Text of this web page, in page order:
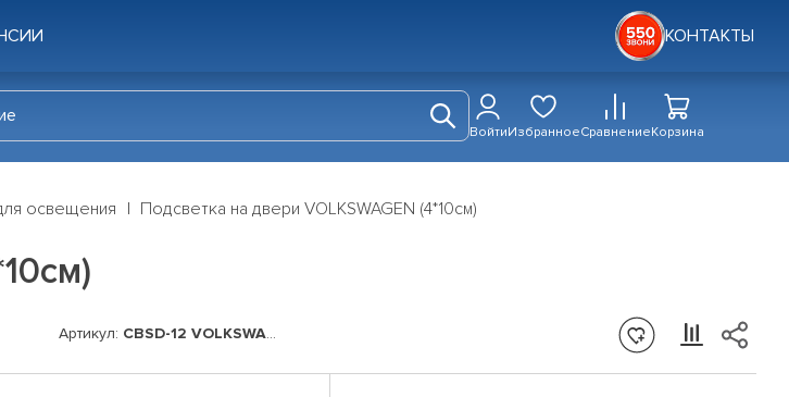
КОНТАКТЫ
ВойтиИзбранноеСравнениеКорзина
освещения Подсветка на двери VOLKSWAGEN (4*10см)
Артикул: CBSD-12 VOLKSWAGEN